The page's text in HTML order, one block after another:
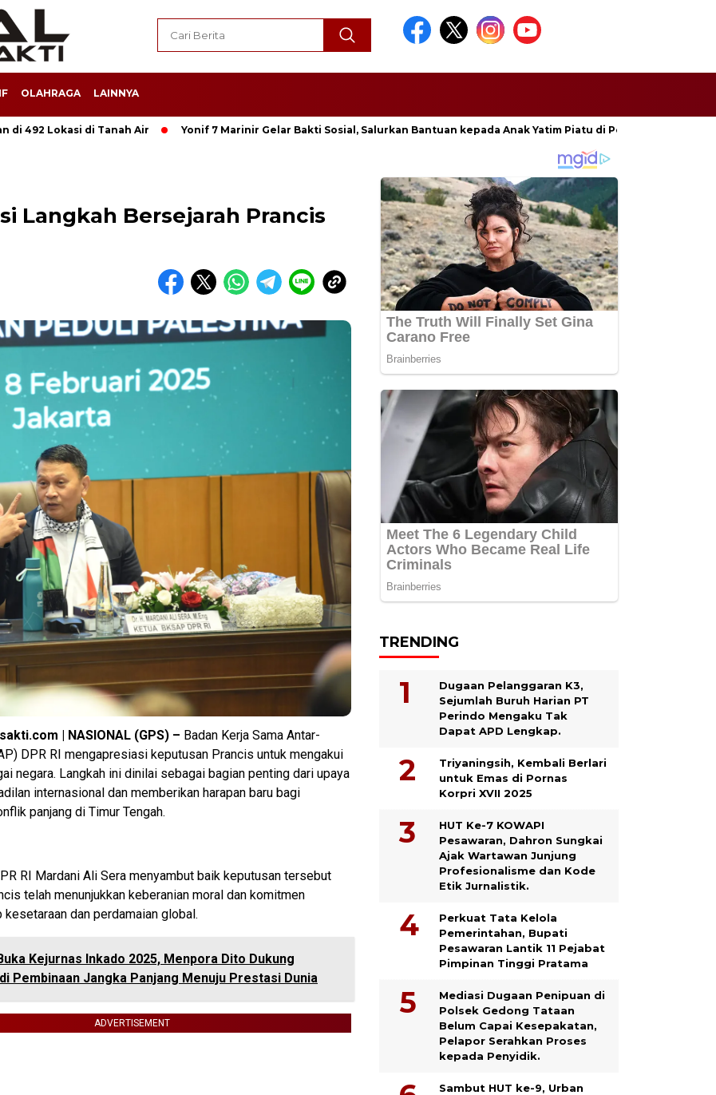
OLAHRAGA LAINNYA
di 492 Lokasi di Tanah Air Yonif 7 Marinir Gelar Bakti Sosial, Salurkan Bantuan kepada Anak Yatim Piatu di Ponpes Nurul Huda.
Langkah Bersejarah Prancis
| NASIONAL (GPS) – Badan Kerja Sama Antar-
DPR RI mengapresiasi keputusan Prancis untuk mengakui
negara. Langkah ini dinilai sebagai bagian penting dari upaya
internasional dan memberikan harapan baru bagi
panjang di Timur Tengah.
RI Mardani Ali Sera menyambut baik keputusan tersebut
telah menunjukkan keberanian moral dan komitmen
dan perdamaian global.
Kejurnas Inkado 2025, Menpora Dito Dukung
Pembinaan Jangka Panjang Menuju Prestasi Dunia
ADVERTISEMENT
TRENDING
Dugaan Pelanggaran K3,
Sejumlah Buruh Harian PT
Perindo Mengaku Tak
Dapat APD Lengkap.
Triyaningsih, Kembali Berlari
untuk Emas di Pornas
Korpri XVII 2025
HUT Ke-7 KOWAPI
Pesawaran, Dahron Sungkai
Ajak Wartawan Junjung
Profesionalisme dan Kode
Etik Jurnalistik.
Perkuat Tata Kelola
Pemerintahan, Bupati
Pesawaran Lantik 11 Pejabat
Pimpinan Tinggi Pratama
Mediasi Dugaan Penipuan di
Polsek Gedong Tataan
Belum Capai Kesepakatan,
Pelapor Serahkan Proses
kepada Penyidik.
Sambut HUT ke-9, Urban